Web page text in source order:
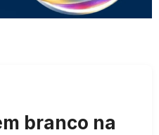
branco na